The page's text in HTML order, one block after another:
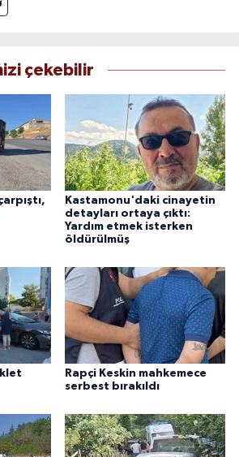
çekebilir
Kastamonu'daki cinayetin
detayları ortaya çıktı:
Yardım etmek isterken
öldürülmüş
Rapçi Keskin mahkemece
serbest bırakıldı